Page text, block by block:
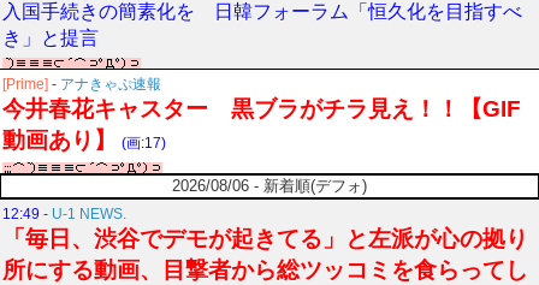
入国手続きの簡素化を 日韓フォーラム「恒久化を目指すべ
き」と提言
[Prime] - アナきゃぷ速報
今井春花キャスター 黒ブラがチラ見え！！【GIF
動画あり】
(画:17)
2026/08/06 - 新着順(デフォ)
12:49 - U-1 NEWS.
「毎日、渋谷でデモが起きてる」と左派が心の拠り
所にする動画、目撃者から総ツッコミを食らってし